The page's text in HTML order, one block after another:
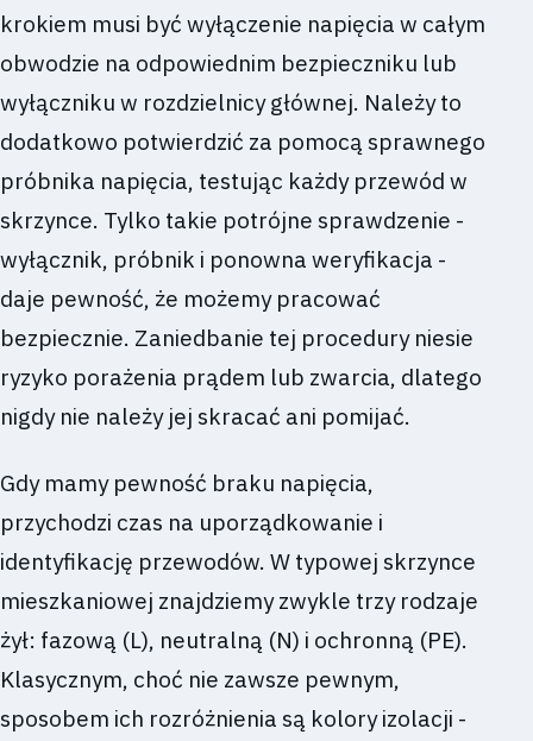
krokiem musi być wyłączenie napięcia w całym
obwodzie na odpowiednim bezpieczniku lub
wyłączniku w rozdzielnicy głównej. Należy to
dodatkowo potwierdzić za pomocą sprawnego
próbnika napięcia, testując każdy przewód w
skrzynce. Tylko takie potrójne sprawdzenie -
wyłącznik, próbnik i ponowna weryfikacja -
daje pewność, że możemy pracować
bezpiecznie. Zaniedbanie tej procedury niesie
ryzyko porażenia prądem lub zwarcia, dlatego
nigdy nie należy jej skracać ani pomijać.
Gdy mamy pewność braku napięcia,
przychodzi czas na uporządkowanie i
identyfikację przewodów. W typowej skrzynce
mieszkaniowej znajdziemy zwykle trzy rodzaje
żył: fazową (L), neutralną (N) i ochronną (PE).
Klasycznym, choć nie zawsze pewnym,
sposobem ich rozróżnienia są kolory izolacji -